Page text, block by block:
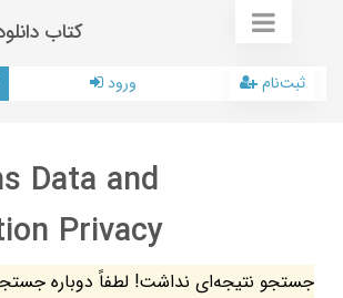
کتاب
ورود ثبت‌نام
Data and
Privacy
جستجو نتیجه‌ای نداشت! لطفاً دوباره جستجو